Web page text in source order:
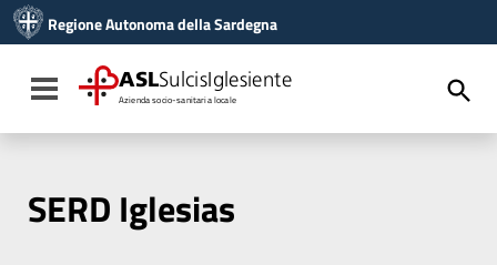
Vai al menu di navigazione
Vai al footer
Regione Autonoma della Sardegna
Toggle navigation
ASLSulcisIglesiente
Azienda socio-sanitaria locale
SERD Iglesias